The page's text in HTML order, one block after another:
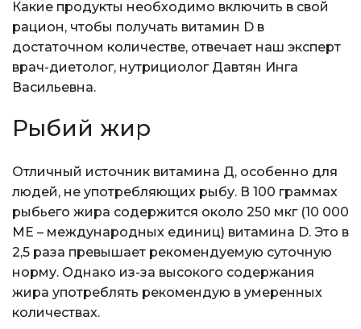
Какие продукты необходимо включить в свой
рацион, чтобы получать витамин D в
достаточном количестве, отвечает наш эксперт
врач-диетолог, нутрициолог Давтян Инга
Васильевна.
Рыбий жир
Отличный источник витамина Д, особенно для
людей, не употребляющих рыбу. В 100 граммах
рыбьего жира содержится около 250 мкг (10 000
МЕ – международных единиц) витамина D. Это в
2,5 раза превышает рекомендуемую суточную
норму. Однако из-за высокого содержания
жира употреблять рекомендую в умеренных
количествах.